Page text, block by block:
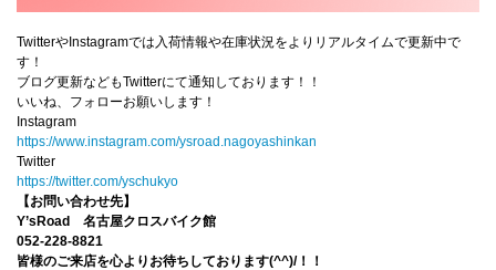
TwitterやInstagramでは入荷情報や在庫状況をよりリアルタイムで更新中で
す！
ブログ更新などもTwitterにて通知しております！！
いいね、フォローお願いします！
Instagram
https://www.instagram.com/ysroad.nagoyashinkan
Twitter
https://twitter.com/yschukyo
【お問い合わせ先】
Y’sRoad 名古屋クロスバイク館
052-228-8821
皆様のご来店を心よりお待ちしております(^^)/！！